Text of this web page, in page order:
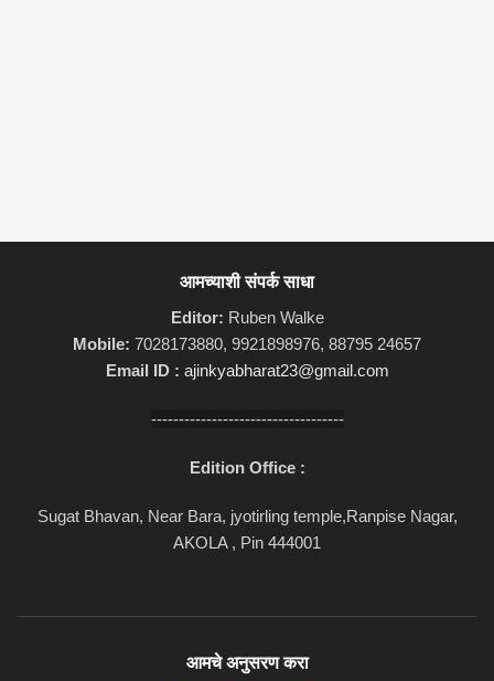
आमच्याशी संपर्क साधा
Editor: Ruben Walke
Mobile: 7028173880, 9921898976, 88795 24657
Email ID : ajinkyabharat23@gmail.com
-----------------------------------
Edition Office :
Sugat Bhavan, Near Bara, jyotirling temple,Ranpise Nagar,
AKOLA , Pin 444001
आमचे अनुसरण करा